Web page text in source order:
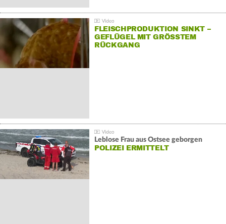
FLEISCHPRODUKTION SINKT –
GEFLÜGEL MIT GRÖSSTEM R
ÜCKGANG
Leblose Frau aus Ostsee geborgen
POLIZEI ERMITTELT